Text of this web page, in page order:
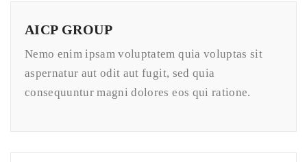
AICP GROUP
Nemo enim ipsam voluptatem quia voluptas sit
aspernatur aut odit aut fugit, sed quia
consequuntur magni dolores eos qui ratione.